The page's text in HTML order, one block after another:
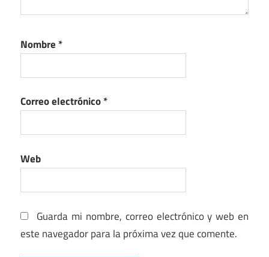
Nombre *
Correo electrónico*
Web
Guarda mi nombre, correo electrónico y web en
este navegador para la próxima vez que comente.